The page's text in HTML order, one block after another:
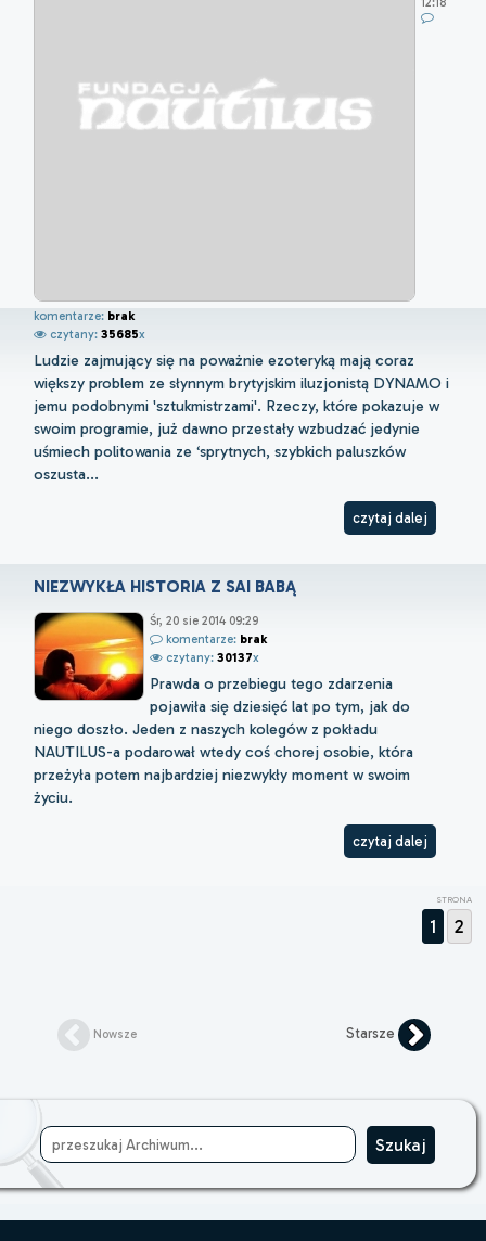
komentarze: brak
czytany: 35685x
Ludzie zajmujący się na poważnie ezoteryką mają coraz
większy problem ze słynnym brytyjskim iluzjonistą DYNAMO i
jemu podobnymi 'sztukmistrzami'. Rzeczy, które pokazuje w
swoim programie, już dawno przestały wzbudzać jedynie
uśmiech politowania ze ‘sprytnych, szybkich paluszków
oszusta...
czytaj dalej
NIEZWYKŁA HISTORIA Z SAI BABĄ
Śr, 20 sie 2014 09:29
komentarze: brak
czytany: 30137x
Prawda o przebiegu tego zdarzenia
pojawiła się dziesięć lat po tym, jak do
niego doszło. Jeden z naszych kolegów z pokładu
NAUTILUS-a podarował wtedy coś chorej osobie, która
przeżyła potem najbardziej niezwykły moment w swoim
życiu.
czytaj dalej
STRONA
1 2
Nowsze Starsze